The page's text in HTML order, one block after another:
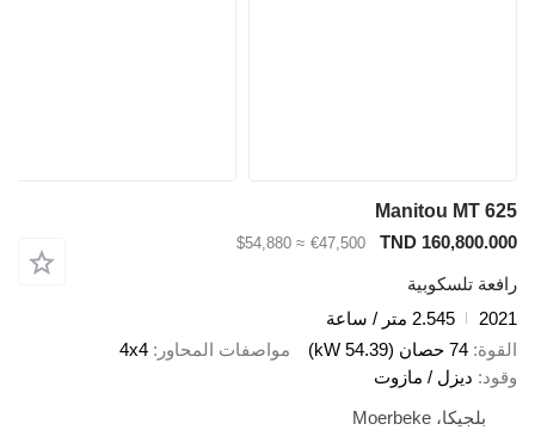
Manitou MT 625
TND 160,800.000
€47,500
≈ $54,880
رافعة تلسكوبية
2021
2.545 متر / ساعة
القوة 74 حصان (54.39 kW) مواصفات المحاور
4x4
وقود ديزل / مازوت
بلجيكا، Moerbeke